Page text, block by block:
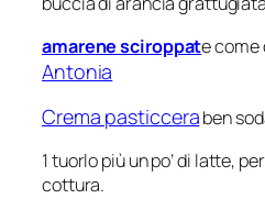
amarene sciroppate come
Antonia
Crema pasticceraben
1 tuorlo più un po’ di latte,
cottura.